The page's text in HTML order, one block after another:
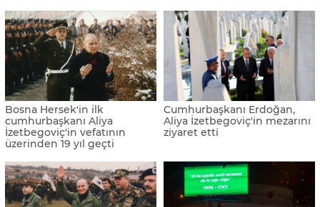
Bosna Hersek'in ilk
cumhurbaşkanı Aliya
İzetbegoviç'in vefatının
üzerinden 19 yıl geçti
Cumhurbaşkanı Erdoğan,
Aliya İzetbegoviç'in mezarını
ziyaret etti